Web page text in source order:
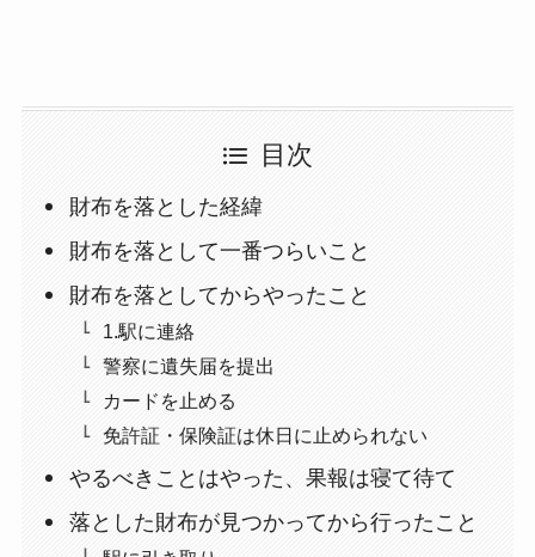
目次
財布を落とした経緯
財布を落として一番つらいこと
財布を落としてからやったこと
1.駅に連絡
警察に遺失届を提出
カードを止める
免許証・保険証は休日に止められない
やるべきことはやった、果報は寝て待て
落とした財布が見つかってから行ったこと